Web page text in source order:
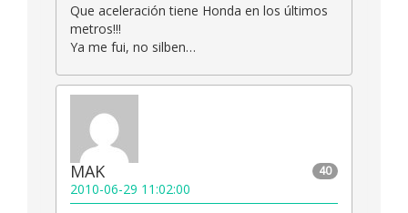
Que aceleración tiene Honda en los últimos
metros!!!
Ya me fui, no silben…
40
MAK
2010-06-29 11:02:00